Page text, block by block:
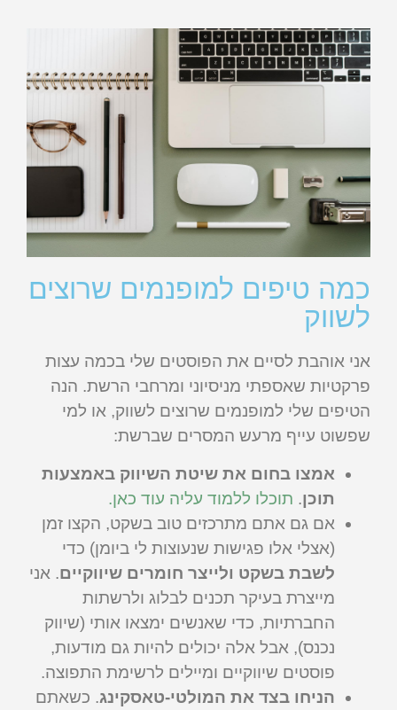
כמה טיפים למופנמים שרוצים
לשווק
אני אוהבת לסיים את הפוסטים שלי בכמה עצות
פרקטיות שאספתי מניסיוני ומרחבי הרשת. הנה
הטיפים שלי למופנמים שרוצים לשווק, או למי
שפשוט עייף מרעש המסרים שברשת:
אמצו בחום את שיטת השיווק באמצעות
תוכן. תוכלו ללמוד עליה עוד כאן.
אם גם אתם מתרכזים טוב בשקט, הקצו זמן
(אצלי אלו פגישות שנעוצות לי ביומן) כדי
לשבת בשקט ולייצר חומרים שיווקיים. אני
מייצרת בעיקר תכנים לבלוג ולרשתות
החברתיות, כדי שאנשים ימצאו אותי (שיווק
נכנס), אבל אלה יכולים להיות גם מודעות,
פוסטים שיווקיים ומיילים לרשימת התפוצה.
הניחו בצד את המולטי-טאסקינג. כשאתם